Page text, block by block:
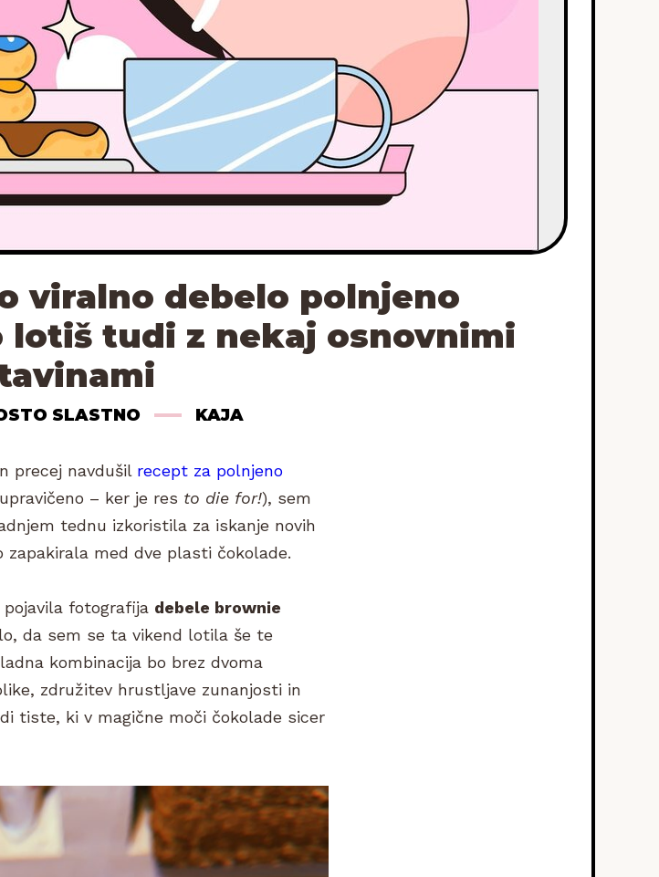
viralno debelo polnjeno
lotiš tudi z nekaj osnovnimi
SLASTNO KAJA
precej navdušil recept za polnjeno
– ker je res to die for!), sem
tednu izkoristila za iskanje novih
zapakirala med dve plasti čokolade.
fotografija debele brownie
da sem se ta vikend lotila še te
kombinacija bo brez dvoma
združitev hrustljave zunanjosti in
tiste, ki v magične moči čokolade sicer